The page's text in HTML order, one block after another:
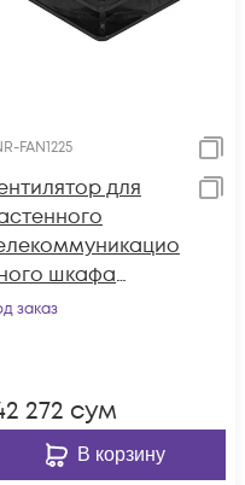
FAN1225
для
шкафа
заказ
272 сум
В корзину